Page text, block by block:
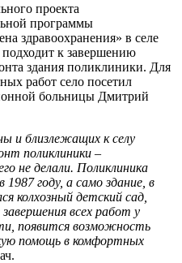
проекта
программы
здравоохранения» в селе
подходит к завершению
здания поликлиники. Для
работ село посетил
больницы Дмитрий
и близлежащих к селу
поликлиники –
не делали. Поликлиника
1987 году, а само здание, в
колхозный детский сад,
всех работ у
появится возможность
помощь в комфортных